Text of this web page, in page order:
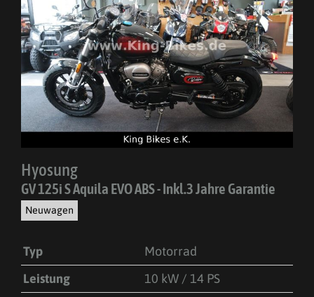
Hyosung
GV 125i S Aquila EVO ABS - Inkl.3 Jahre Garantie
Neuwagen
Typ
Motorrad
Leistung
10 kW / 14 PS